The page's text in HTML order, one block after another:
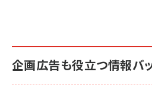
企画広告も役立つ情報バッ